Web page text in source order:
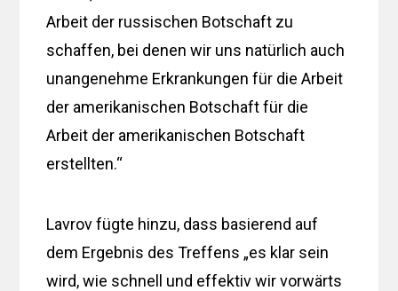
Arbeit der russischen Botschaft zu
schaffen, bei denen wir uns natürlich auch
unangenehme Erkrankungen für die Arbeit
der amerikanischen Botschaft für die
Arbeit der amerikanischen Botschaft
erstellten.“
Lavrov fügte hinzu, dass basierend auf
dem Ergebnis des Treffens „es klar sein
wird, wie schnell und effektiv wir vorwärts